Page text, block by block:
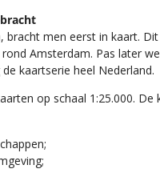
bracht men eerst in kaart.
Amsterdam. Pas later
kaartserie heel Nederland.
op schaal 1:25.000. De